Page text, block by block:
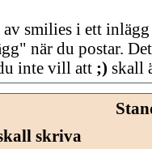
smilies i ett
när du postar.
inte vill att ;) skall
skriva